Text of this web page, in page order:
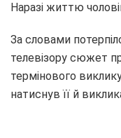
Наразі життю
За словами
телевізору сюжет
термінового
натиснув її й